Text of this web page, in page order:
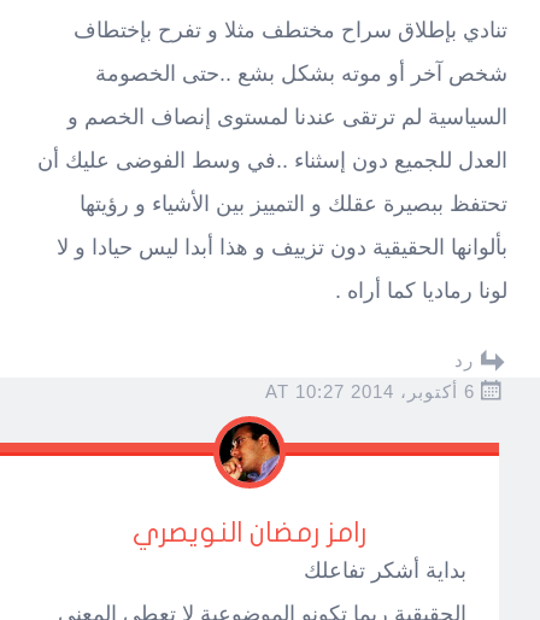
تنادي بإطلاق سراح مختطف مثلا و تفرح بإختطاف
شخص آخر أو موته بشكل بشع ..حتى الخصومة
السياسية لم ترتقى عندنا لمستوى إنصاف الخصم و
العدل للجميع دون إسثناء ..في وسط الفوضى عليك أن
تحتفظ ببصيرة عقلك و التمييز بين الأشياء و رؤيتها
بألوانها الحقيقية دون تزييف و هذا أبدا ليس حيادا و لا
لونا رماديا كما أراه .
رد
6 أكتوبر، 2014 AT 10:27
رامز رمضان النويصري
بداية أشكر تفاعلك
الحقيقية ربما تكونو الموضوعية لا تعطي المعنى